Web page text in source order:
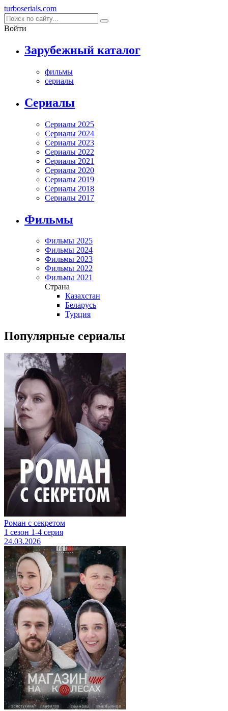
turboserials.com
Войти
Зарубежный каталог
фильмы
сериалы
Cериалы
Сериалы 2025
Сериалы 2024
Сериалы 2023
Сериалы 2022
Сериалы 2021
Сериалы 2020
Сериалы 2019
Сериалы 2018
Сериалы 2017
Фильмы
Фильмы 2025
Фильмы 2024
Фильмы 2023
Фильмы 2022
Фильмы 2021
Страна
Казахстан
Беларусь
Турция
Популярные сериалы
Роман с секретом
1 сезон 1-4 серия
24.03.2026